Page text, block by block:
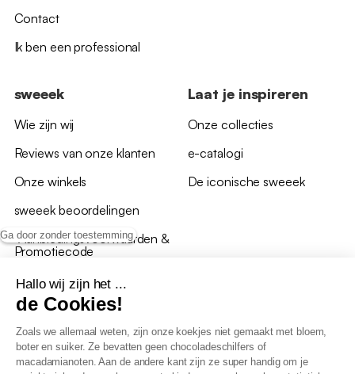
Ga door zonder toestemming
Hallo wij zijn het ...
de Cookies!
Zoals we allemaal weten, zijn onze koekjes niet gemaakt met bloem,
boter en suiker. Ze bevatten geen chocoladeschilfers of
macadamianoten. Aan de andere kant zijn ze super handig om je
Contact
Ik ben een professional
sweeek
Wie zijn wij
Reviews van onze klanten
Onze winkels
sweeek beoordelingen
*Aanbiedingsvoorwaarden &
Promotiecode
Laat je inspireren
Onze collecties
e-catalogi
De iconische sweeek
Algemene verkoopsvoorwaarden
AV loyaliteitsprogramma